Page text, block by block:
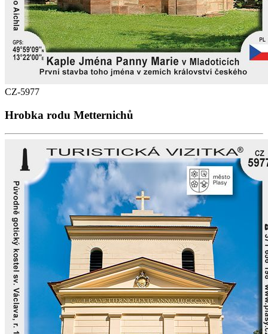
CZ-5977
Hrobka rodu Metternichů